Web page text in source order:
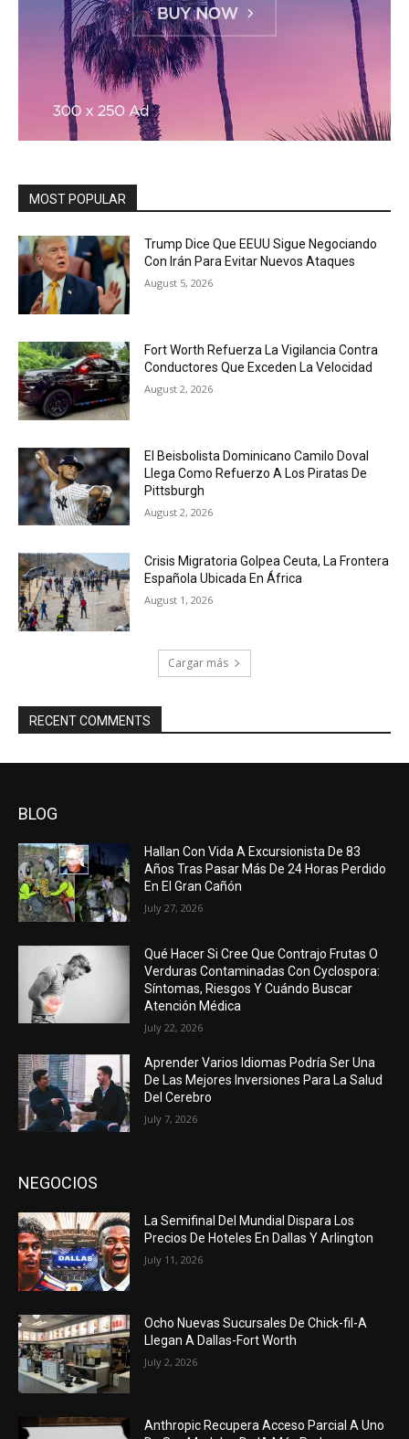
MOST POPULAR
Trump Dice Que EEUU Sigue Negociando
Con Irán Para Evitar Nuevos Ataques
August 5, 2026
Fort Worth Refuerza La Vigilancia Contra
Conductores Que Exceden La Velocidad
August 2, 2026
El Beisbolista Dominicano Camilo Doval
Llega Como Refuerzo A Los Piratas De
Pittsburgh
August 2, 2026
Crisis Migratoria Golpea Ceuta, La Frontera
Española Ubicada En África
August 1, 2026
Cargar más
RECENT COMMENTS
BLOG
Hallan Con Vida A Excursionista De 83
Años Tras Pasar Más De 24 Horas Perdido
En El Gran Cañón
July 27, 2026
Qué Hacer Si Cree Que Contrajo Frutas O
Verduras Contaminadas Con Cyclospora:
Síntomas, Riesgos Y Cuándo Buscar
Atención Médica
July 22, 2026
Aprender Varios Idiomas Podría Ser Una
De Las Mejores Inversiones Para La Salud
Del Cerebro
July 7, 2026
NEGOCIOS
La Semifinal Del Mundial Dispara Los
Precios De Hoteles En Dallas Y Arlington
July 11, 2026
Ocho Nuevas Sucursales De Chick-fil-A
Llegan A Dallas-Fort Worth
July 2, 2026
Anthropic Recupera Acceso Parcial A Uno